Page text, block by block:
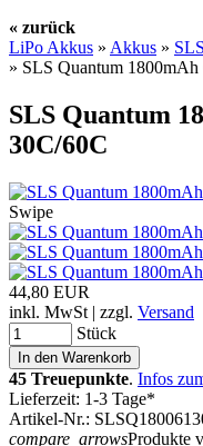
« zurück
LiPo Akkus » Akkus »
» SLS Quantum
SLS Quantum
30C/60C
Swipe
44,80 EUR
inkl. MwSt | zzgl. Versand
Stück
45 Treuepunkte. Infos
Lieferzeit: 1-3 Tage*
Artikel-Nr.:
compare_arrowsProdukte